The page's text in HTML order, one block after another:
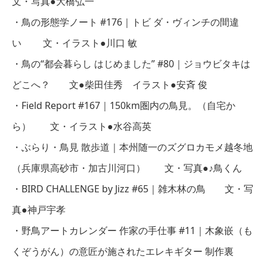
・鳥の形態学ノート #176｜トビ ダ・ヴィンチの間違
い 文・イラスト●川口 敏
・鳥の“都会暮らし はじめました” #80｜ジョウビタキは
どこへ？ 文●柴田佳秀 イラスト●安斉 俊
・Field Report #167｜150km圏内の鳥見。（自宅か
ら） 文・イラスト●水谷高英
・ぶらり・鳥見 散歩道｜本州随一のズグロカモメ越冬地
（兵庫県高砂市・加古川河口） 文・写真●♪鳥くん
・BIRD CHALLENGE by Jizz #65｜雑木林の鳥 文・写
真●神戸宇孝
・野鳥アートカレンダー 作家の手仕事 #11｜木象嵌（も
くぞうがん）の意匠が施されたエレキギター 制作裏